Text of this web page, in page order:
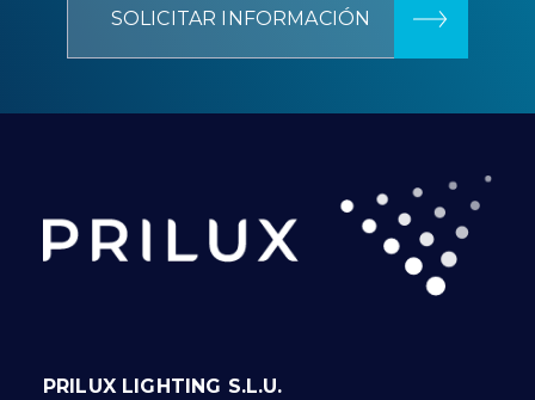
SOLICITAR INFORMACIÓN
PRILUX LIGHTING S.L.U.